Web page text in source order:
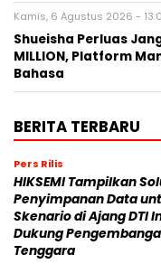
Kamis, 6 Agustus 2026 -
Shueisha Perluas
MILLION, Platform
Bahasa
BERITA TERBARU
Pers Rilis
HIKSEMI Tampilkan
Penyimpanan Data
Skenario di Ajang DTI
Dukung
Tenggara